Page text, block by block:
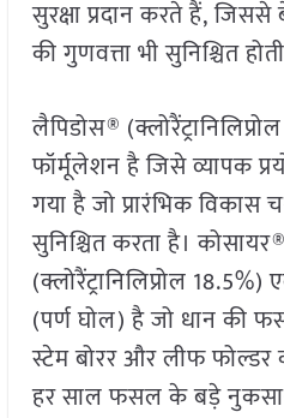
सुरक्षा प्रदान करते हैं,
की गुणवत्ता भी सुनिश्चित
लैपिडोस®
फॉर्मूलेशन है जिसे व्यापक
गया है जो प्रारंभिक
सुनिश्चित करता है। कोसायर®
(क्लोरैंट्रानिलिप्रोल
(पर्ण घोल) है जो धान की
स्टेम बोरर और लीफ फोल्डर
हर साल फसल के बड़े